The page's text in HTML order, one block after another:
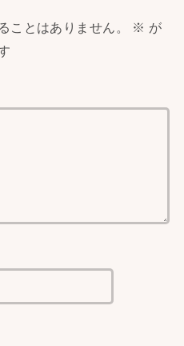
ことはありません。 ※ が